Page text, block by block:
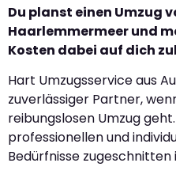
Du planst einen Umzug
Haarlemmermeer und
Kosten dabei auf dich
Hart Umzugsservice aus
zuverlässiger Partner,
reibungslosen Umzug
professionellen und
Bedürfnisse zugeschnitten